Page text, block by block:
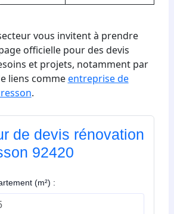
vous invitent à prendre
officielle pour des devis
et projets, notamment par
liens commeentreprise de
.
de devis rénovation
92420
(m²) :